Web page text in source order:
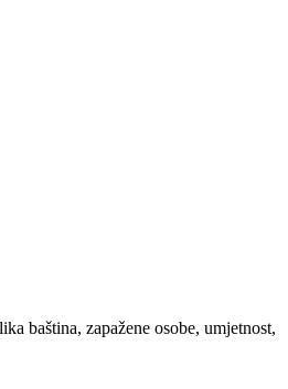
baština, zapažene osobe, umjetnost,